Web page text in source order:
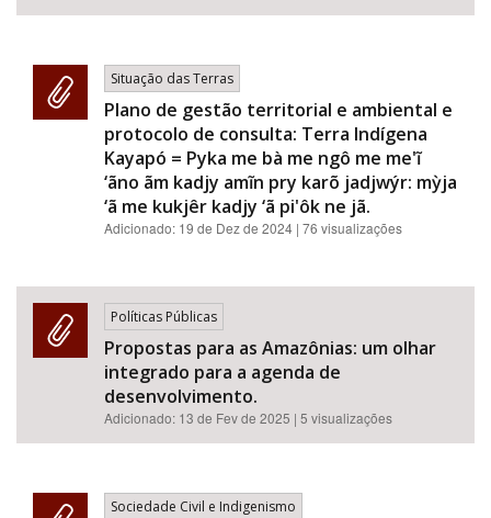
Situação das Terras
Plano de gestão territorial e ambiental e
protocolo de consulta: Terra Indígena
Kayapó = Pyka me bà me ngô me me'ĩ
‘ãno ãm kadjy amĩn pry karõ jadjwýr: mỳja
‘ã me kukjêr kadjy ‘ã pi'ôk ne jã.
Adicionado: 19 de Dez de 2024 | 76 visualizações
Políticas Públicas
Propostas para as Amazônias: um olhar
integrado para a agenda de
desenvolvimento.
Adicionado: 13 de Fev de 2025 | 5 visualizações
Sociedade Civil e Indigenismo